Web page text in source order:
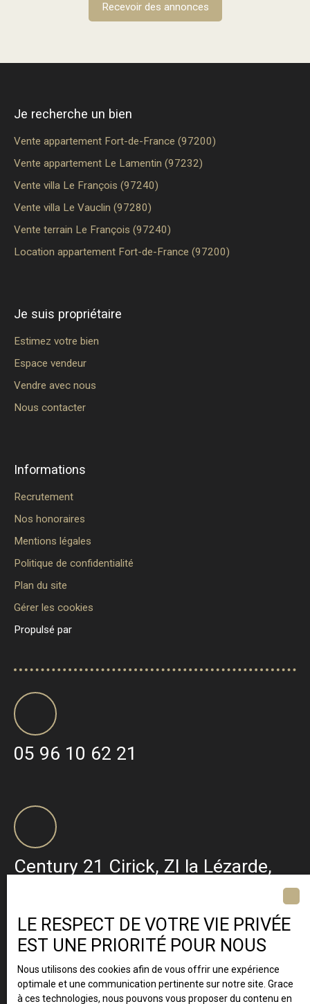
Recevoir des annonces
Je recherche un bien
Vente appartement Fort-de-France (97200)
Vente appartement Le Lamentin (97232)
Vente villa Le François (97240)
Vente villa Le Vauclin (97280)
Vente terrain Le François (97240)
Location appartement Fort-de-France (97200)
Je suis propriétaire
Estimez votre bien
Espace vendeur
Vendre avec nous
Nous contacter
Informations
Recrutement
Nos honoraires
Mentions légales
Politique de confidentialité
Plan du site
Gérer les cookies
Propulsé par
05 96 10 62 21
Century 21 Cirick, ZI la Lézarde,
LE RESPECT DE VOTRE VIE PRIVÉE
EST UNE PRIORITÉ POUR NOUS
Nous utilisons des cookies afin de vous offrir une expérience
optimale et une communication pertinente sur notre site. Grace
à ces technologies, nous pouvons vous proposer du contenu en